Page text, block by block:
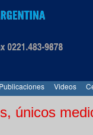
Publicaciones Videos
únicos